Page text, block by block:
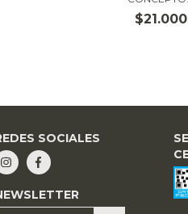
$21.000
SOCIALES